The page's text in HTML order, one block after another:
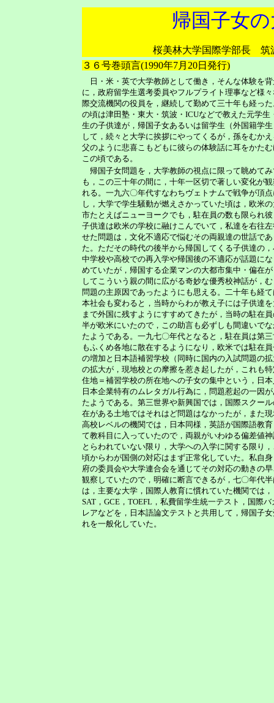
帰国子女
桜美林大学国際学部
３６号巻頭言(1990年7月20日発行)
日・米・英で大学教師として働き，そんな体験を
に，政府留学生選考委員やフルプライト理事など様
際交流機関の役員を，継続して勤めて三十年も経っ
の頃は津田塾・東大・筑波・ICUなどで教えた元学生
生の子供達が，帰国子女あるいは留学生（外国籍学
して，続々と大学に挨拶にやってくるが，孫をむか
父のように悲喜こもどもに彼らの体験話に耳をかた
この頃である。
帰国子女問題を，大学教師の視点に限って眺めて
も，この三十年の間に，十年一区切で著しい変化が
れる。一九六〇年代すなわちヴェトナムで戦争が頂
し，大学で学生騒動が燃えさかっていた頃は，欧米
市たとえばニューヨークでも，駐在員の数も限られ
子供達は欧米の学校に融けこんでいて，私達を右往
せた問題は，文化不適応で悩むその両親達の世話で
た。ただその時代の後半から帰国してくる子供達の
中学校や高校での再入学や帰国後の不適応が話題に
めていたが，帰国する企業マンの大都市集中・偏在
してこういう親の間に広がる奇妙な優秀校神話が，
問題の主原因であったようにも思える。二十年も経
本社会も変わると，当時からわが教え子には子供達
まで外国に残すようにすすめてきたが，当時の駐在
半が欧米にいたので，この助言も必ずしも間違いで
たようである。一九七〇年代となると，駐在員は第
もふくめ各地に散在するようになり，欧米では駐在
の増加と日本語補習学校（同時に国内の入試問題の
の拡大が，現地校との摩擦を惹き起したが，これも
住地＝補習学校の所在地への子女の集中という，日
日本企業特有のムレタガル行為に，問題惹起の一因
たようである。第三世界や新興国では，国際スクー
在がある土地ではそれはど問題はなかったが，また
高校レベルの機関では，日本同様，英語が国際語教
て教科目に入っていたので，両親がいわゆる偏差値
とらわれていない限り，大学への入学に関する限り
頃からわが国側の対応はまず正常化していた。私自
府の委員会や大学連合会を通じてその対応の動きの
観察していたので，明確に断言できるが，七〇年代
は，主要な大学，国際人教育に慣れていた機関では，
SAT，GCE，TOEFL，私費留学生統一テスト，国際バ
レアなどを，日本語論文テストと共用して，帰国子
れを一般化していた。